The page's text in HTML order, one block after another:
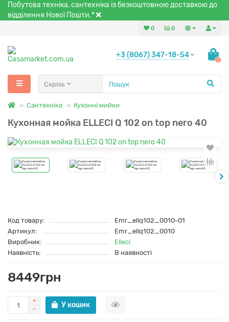
Побутова техніка, сантехніка із безкоштовною доставкою до
відділення Нової Пошти.*
0
0
+3 (8067) 347-18-54
0
Скрізь
Сантехніка Кухонні мийки
Кухонная мойка ELLECI Q 102 on top nero 40
Код товару:
Emr_ellq102_0010-01
Артикул:
Emr_ellq102_0010
Виробник:
Elleci
Наявність:
В наявності
8449грн
У кошик